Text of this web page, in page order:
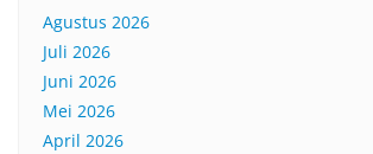
Agustus 2026
Juli 2026
Juni 2026
Mei 2026
April 2026